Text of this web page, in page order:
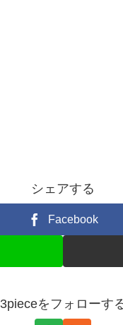
シェアする
Facebook
3pieceをフォローす